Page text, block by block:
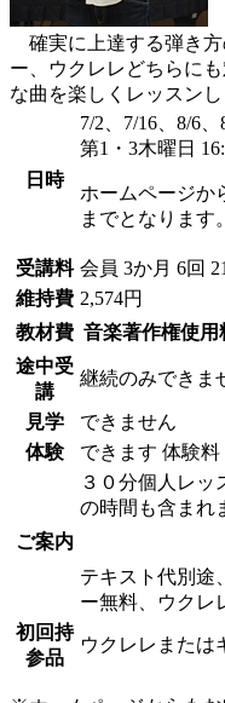
確実に上達する弾き方
ー、ウクレレどちらに
な曲を楽しくレッスンし
日時
7/2、7/16、8/6
第1・3木曜日
ホームページか
までとなります。
受講料 会員 3か月 6回
維持費 2,574円
教材費 音楽著作権使用
途中受
講
継続のみできま
見学
できません
体験
できます 体験料
ご案内
３０分個人レッ
の時間も含まれ
テキスト代別途
ー無料、ウクレ
初回持
参品
ウクレレまたは